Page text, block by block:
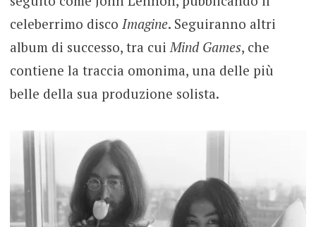
celeberrimo disco Imagine. Seguiranno altri
album di successo, tra cuiMind Games, che
contiene la traccia omonima, una delle più
belle della sua produzione solista.